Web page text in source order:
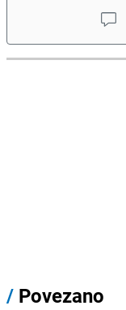
/ Povezano